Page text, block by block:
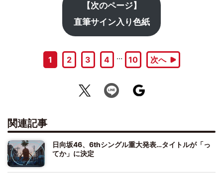
【次のページ】
直筆サイン入り色紙
1 2 3 4 … 10 次へ
関連記事
日向坂46、6thシングル重大発表…タイトルが「っ
てか」に決定